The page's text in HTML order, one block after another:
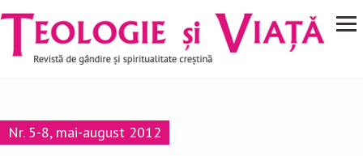
Mergi la conţinutul principal
Navigare
principală
Nr. 5-8, mai-august 2012